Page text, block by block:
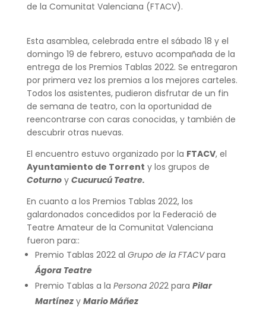
de la Comunitat Valenciana (FTACV).
Esta asamblea, celebrada entre el sábado 18 y el
domingo 19 de febrero, estuvo acompañada de la
entrega de los Premios Tablas 2022. Se entregaron
por primera vez los premios a los mejores carteles.
Todos los asistentes, pudieron disfrutar de un fin
de semana de teatro, con la oportunidad de
reencontrarse con caras conocidas, y también de
descubrir otras nuevas.
El encuentro estuvo organizado por la FTACV, el
Ayuntamiento de Torrent y los grupos de
Coturnoy Cucurucú Teatre.
En cuanto a los Premios Tablas 2022, los
galardonados concedidos por la Federació de
Teatre Amateur de la Comunitat Valenciana
fueron para::
Premio Tablas 2022 al Grupo de la FTACVpara
Ágora Teatre
Premio Tablas a la Persona 2022 para Pilar
Martínezy Mario Máñez